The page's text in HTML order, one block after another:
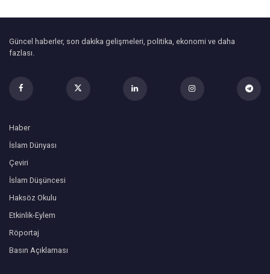
Güncel haberler, son dakika gelişmeleri, politika, ekonomi ve daha
fazlası.
Haber
İslam Dünyası
Çeviri
İslam Düşüncesi
Haksöz Okulu
Etkinlik-Eylem
Röportaj
Basın Açıklaması